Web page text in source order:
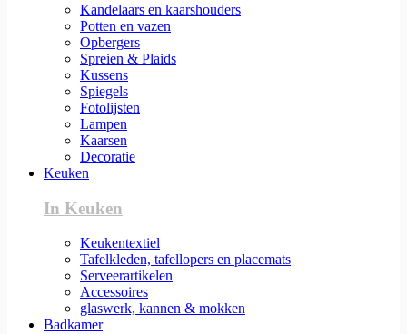
Kandelaars en kaarshouders
Potten en vazen
Opbergers
Spreien & Plaids
Kussens
Spiegels
Fotolijsten
Lampen
Kaarsen
Decoratie
Keuken
In Keuken
Keukentextiel
Tafelkleden, tafellopers en placemats
Serveerartikelen
Accessoires
glaswerk, kannen & mokken
Badkamer